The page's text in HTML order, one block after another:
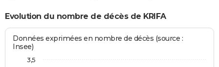
Evolution du nombre de décès de KRIFA
Données exprimées en nombre de décès (source :
Insee)
3,5